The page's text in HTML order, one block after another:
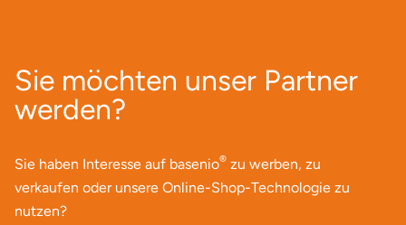
Sie möchten unser Partner
werden?
Sie haben Interesse auf basenio® zu werben, zu
verkaufen oder unsere Online-Shop-Technologie zu
nutzen?
Nürnberg
Odenwald